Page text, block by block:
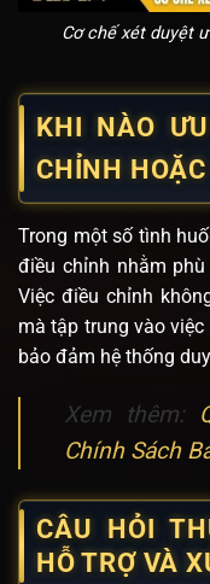
Cơ chế xét duyệt
KHI NÀO
CHỈNH
Trong một số tình
điều chỉnh nhằm
Việc điều chỉnh
mà tập trung vào
bảo đảm hệ thống
Xem thêm:
Chính Sách
CÂU HỎI
HỖ TRỢ VÀ